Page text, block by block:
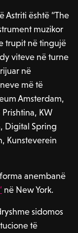
Astriti është “The
muzikor
trupit në tingujë
viteve në turne
në
më të
Amsterdam,
KW
Digital Spring
Kunsteverein
anembanë
në New York.
sidomos
të